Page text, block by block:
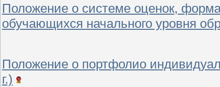
Положение о системе оценок,
обучающихся начального уровня
Положение о портфолио
г.)